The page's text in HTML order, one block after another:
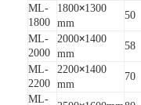
ML-
1800
1800×1300
mm
50
ML-
2000
2000×1400
mm
58
ML-
2200
2200×1400
mm
70
ML-